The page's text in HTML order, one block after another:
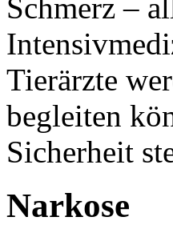
Schmerz –
Tierärzte
begleiten
Sicherheit
Narkose